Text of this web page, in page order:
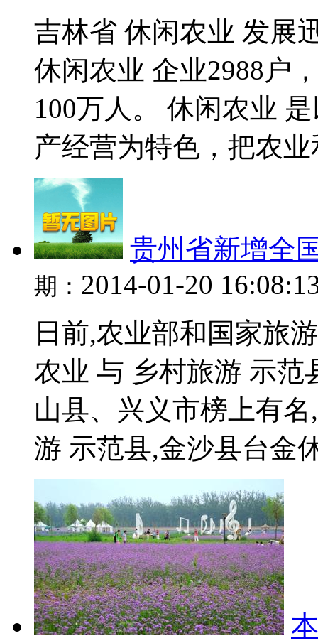
吉林省 休闲农业 发展
休闲农业 企业2988户
100万人。 休闲农业
产经营为特色，把农
贵州省新增全
期： 2014-01-20
日前,农业部和国家旅
农业 与 乡村旅游 示范
山县、兴义市榜上有
游 示范县,金沙县台金